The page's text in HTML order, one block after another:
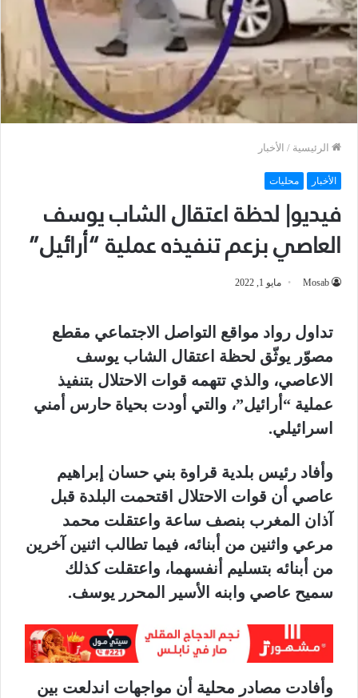
الرئيسية / الأخبار
الأخبار محليات
فيديو| لحظة اعتقال الشاب يوسف
العاصي بزعم تنفيذه عملية “أرائيل”
Mosab مايو 1, 2022
تداول رواد مواقع التواصل الاجتماعي مقطع
مصوّر يوثّق لحظة اعتقال الشاب يوسف
الاعاصي، والذي تتهمه قوات الاحتلال بتنفيذ
عملية “أرائيل”، والتي أودت بحياة حارس أمني
اسرائيلي.
وأفاد رئيس بلدية قراوة بني حسان إبراهيم
عاصي أن قوات الاحتلال اقتحمت البلدة قبل
آذان المغرب بنصف ساعة واعتقلت محمد
مرعي واثنين من أبنائه، فيما تطالب اثنين آخرين
من أبنائه بتسليم أنفسهما، واعتقلت كذلك
سميح عاصي وابنه الأسير المحرر يوسف.
وأفادت مصادر محلية أن مواجهات اندلعت بين